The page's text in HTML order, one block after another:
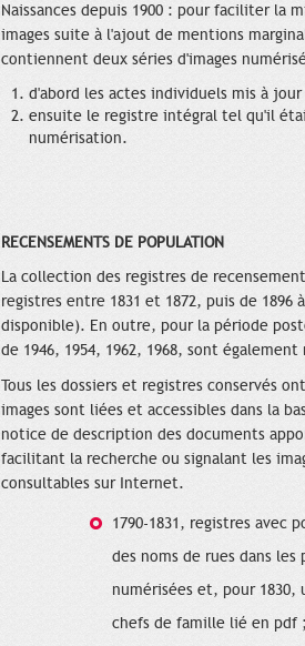
Naissances depuis 1900 : pour faciliter la
images suite à l'ajout de mentions
contiennent deux séries d'images
d'abord les actes individuels mis à
ensuite le registre intégral tel qu'il
numérisation.
RECENSEMENTS DE POPULATION
La collection des registres de
registres entre 1831 et 1872, puis de
disponible). En outre, pour la période
de 1946, 1954, 1962, 1968, sont
Tous les dossiers et registres conservés
images sont liées et accessibles dans la
notice de description des documents
facilitant la recherche ou signalant les
consultables sur Internet.
1790-1831, registres avec
des noms de rues dans les
numérisées et, pour
chefs de famille lié en pdf ;